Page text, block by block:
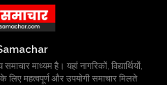
माध्यम है। यहां नागरिकों, विद्यार्थियों,
के लिए महत्वपूर्ण और उपयोगी समाचार मिलते